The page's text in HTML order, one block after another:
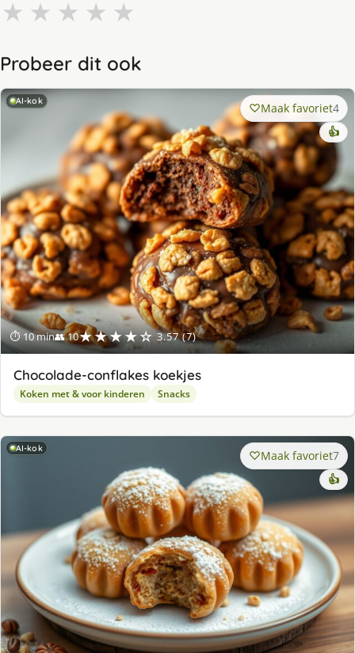
★ ★ ★ ★ ★
Probeer dit ook
AI-kok
⏱ 10 min👥 10★★★★☆ 3.57 (7)
Maak favoriet4
👍
Chocolade-conflakes koekjes
Koken met & voor kinderen Snacks
AI-kok Maak favoriet7
👍